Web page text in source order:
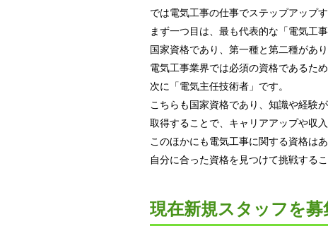
では電気工事の仕事でステップアップ
まず一つ目は、最も代表的な「電気工事
国家資格であり、第一種と第二種があり
電気工事業界では必須の資格であるた
次に「電気主任技術者」です。
こちらも国家資格であり、知識や経験
取得することで、キャリアアップや収
このほかにも電気工事に関する資格はあ
自分に合った資格を見つけて挑戦する
現在新規スタッフを募